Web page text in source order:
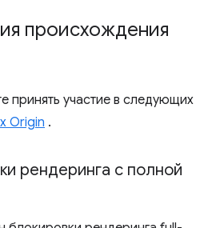
происхождения
принять участие в следующих
Origin .
рендеринга с полной